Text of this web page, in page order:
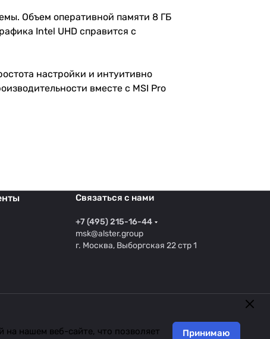
Объем оперативной памяти 8 ГБ
Intel UHD справится с
настройки и интуитивно
вместе с MSI Pro
Связаться с нами
+7 (495) 215-16-44
msk@alster.group
г. Москва, Выборгская 22 стр 1
нашем веб-сайте, что позволяет Принимаю